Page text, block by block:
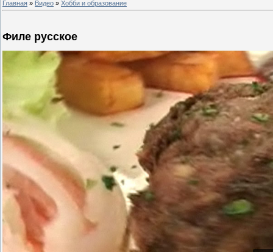
Главная » Видео » Хобби и образование
Филе русское